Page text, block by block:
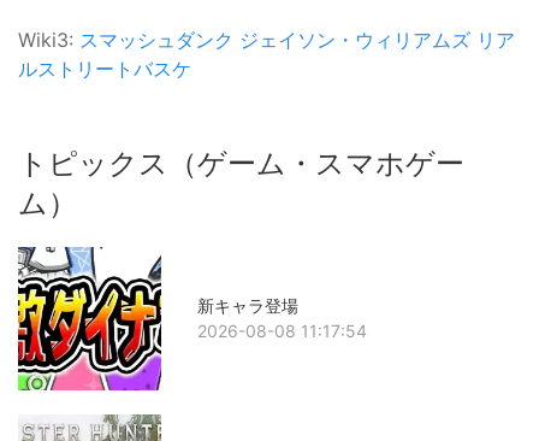
Wiki3: スマッシュダンク ジェイソン・ウィリアムズ リア
ルストリートバスケ
トピックス（ゲーム・スマホゲー
ム）
新キャラ登場
2026-08-08 11:17:54